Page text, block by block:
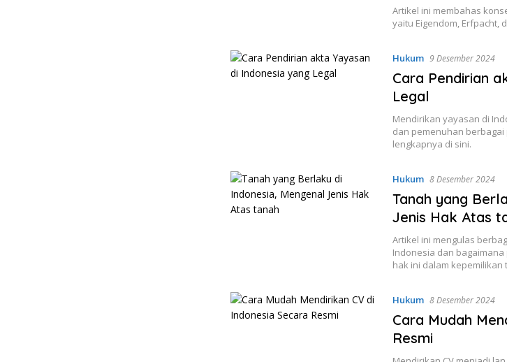
Artikel ini membahas
yaitu Eigendom, Erfpacht,
Hukum 9 Desember 2024
Cara Pendirian
Legal
Mendirikan yayasan di
dan pemenuhan
lengkapnya di sini.
Hukum 8 Desember 2024
Tanah yang
Jenis Hak Atas
Artikel ini mengulas
Indonesia dan
hak ini dalam kepemilikan
Hukum 8 Desember 2024
Cara Mudah
Resmi